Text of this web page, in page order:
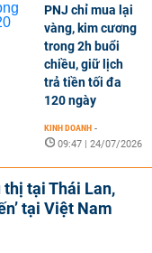
PNJ chỉ mua lại
vàng, kim cương
trong 2h buổi
chiều, giữ lịch
trả tiền tối đa
120 ngày
KINH DOANH -
09:47 | 24/07/2026
thị tại Thái Lan,
tại Việt Nam